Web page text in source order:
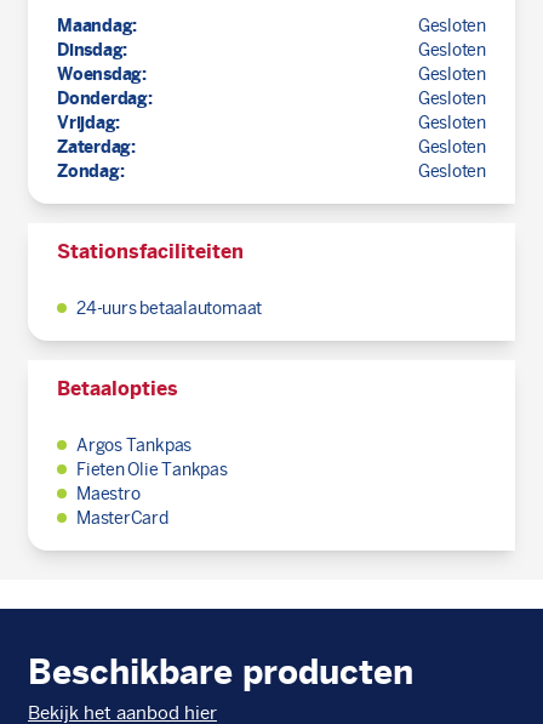
Maandag:
Gesloten
Dinsdag:
Gesloten
Woensdag:
Gesloten
Donderdag:
Gesloten
Vrijdag:
Gesloten
Zaterdag:
Gesloten
Zondag:
Gesloten
Stationsfaciliteiten
24-uurs betaalautomaat
Betaalopties
Argos Tankpas
Fieten Olie Tankpas
Maestro
MasterCard
Beschikbare producten
Bekijk het aanbod hier